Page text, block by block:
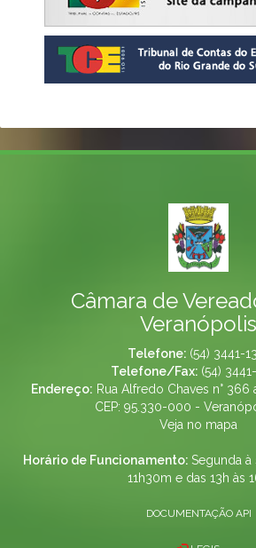
Câmara de
Veranópolis
Telefone: (54) 3441-
Telefone/Fax: (54)
Endereço: Rua Alfredo Chaves n°
CEP: 95.330-000 -
Veja no mapa
Horário de Funcionamento: Segunda à
11h30m e das 13h às
DOCUMENTAÇÃO API